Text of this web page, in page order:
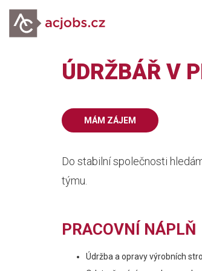
ÚDRŽBÁŘ V
MÁM ZÁJEM
Do stabilní společnosti
týmu.
PRACOVNÍ NÁPLŇ
Údržba a opravy výrobních